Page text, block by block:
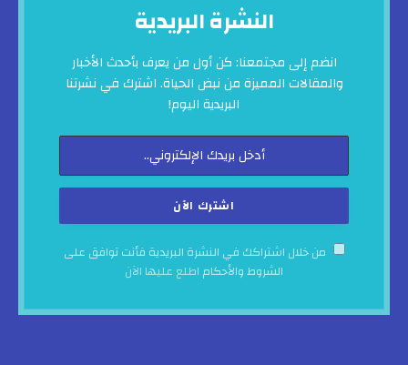
النشرة البريدية
انضم إلى مجتمعنا: كن أول من يعرف بأحدث الأخبار
والمقالات المميزة من نبض الحياة. اشترك في نشرتنا
البريدية اليوم!
من خلال اشتراكك في النشرة البريدية فأنت توافق على
الشروط والأحكام اطلع عليها الآن